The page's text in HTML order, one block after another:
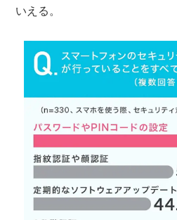
いえる。